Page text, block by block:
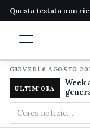
Questa testata non
GIOVEDÌ 6 AGOSTO
ULTIM'ORA
Week
Cerca
nel